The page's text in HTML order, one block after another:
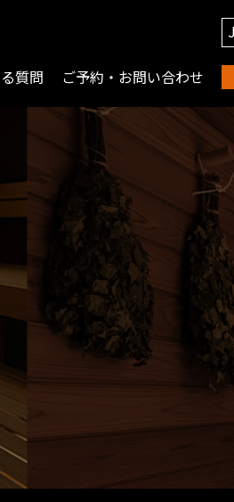
質問 ご予約・お問い合わせ